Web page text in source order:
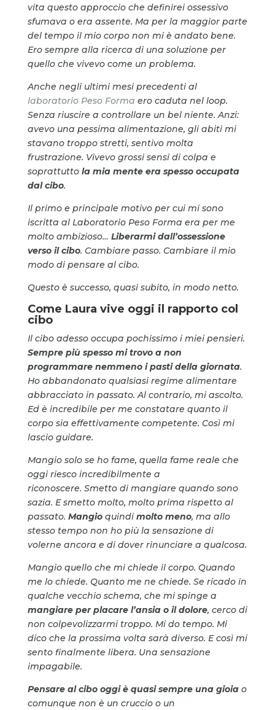
vita questo approccio che definirei ossessivo
sfumava o era assente. Ma per la maggior parte
del tempo il mio corpo non mi è andato bene.
Ero sempre alla ricerca di una soluzione per
quello che vivevo come un problema.
Anche negli ultimi mesi precedenti al
laboratorio Peso Forma ero caduta nel loop.
Senza riuscire a controllare un bel niente. Anzi:
avevo una pessima alimentazione, gli abiti mi
stavano troppo stretti, sentivo molta
frustrazione. Vivevo grossi sensi di colpa e
soprattutto la mia mente era spesso occupata
dal cibo.
Il primo e principale motivo per cui mi sono
iscritta al Laboratorio Peso Forma era per me
molto ambizioso… Liberarmi dall’ossessione
verso il cibo. Cambiare passo. Cambiare il mio
modo di pensare al cibo.
Questo è successo, quasi subito, in modo netto.
Come Laura vive oggi il rapporto col
cibo
Il cibo adesso occupa pochissimo i miei pensieri.
Sempre più spesso mi trovo a non
programmare nemmeno i pasti della giornata.
Ho abbandonato qualsiasi regime alimentare
abbracciato in passato. Al contrario, mi ascolto.
Ed è incredibile per me constatare quanto il
corpo sia effettivamente competente. Così mi
lascio guidare.
Mangio solo se ho fame, quella fame reale che
oggi riesco incredibilmente a
riconoscere. Smetto di mangiare quando sono
sazia. E smetto molto, molto prima rispetto al
passato. Mangio quindi molto meno, ma allo
stesso tempo non ho più la sensazione di
volerne ancora e di dover rinunciare a qualcosa.
Mangio quello che mi chiede il corpo. Quando
me lo chiede. Quanto me ne chiede. Se ricado in
qualche vecchio schema, che mi spinge a
mangiare per placare l’ansia o il dolore, cerco di
non colpevolizzarmi troppo. Mi do tempo. Mi
dico che la prossima volta sarà diverso. E così mi
sento finalmente libera. Una sensazione
impagabile.
Pensare al cibo oggi è quasi sempre una gioia o
comunque non è un cruccio o un